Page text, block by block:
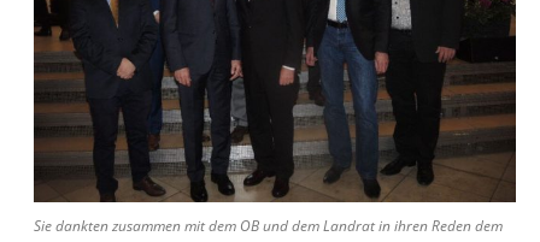
Sie dankten zusammen mit dem OB und dem Landrat in ihren Reden dem